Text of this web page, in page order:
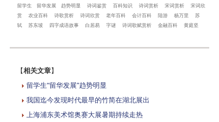
留学生 留华发展 趋势明显 诗词鉴赏 百科知识 诗词赏析 宋词赏析
宋词欣
赏
农业百科 诗歌赏析 诗词欣赏 老年百科 会计百科 陆游 杨万里
苏
轼
苏东坡 四字成语故事 白居易 字谜 诗词歌赋赏析 金融百科 黄庭坚
【相关文章】
留学生“留华发展”趋势明显
我国迄今发现时代最早的竹简在湖北展出
上海浦东美术馆奥赛大展暑期持续走热